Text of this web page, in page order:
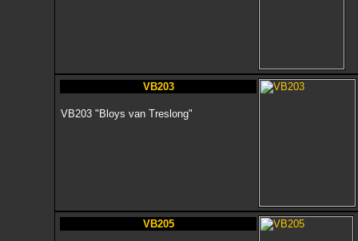
VB203
VB203 "Bloys van Treslong"
VB205